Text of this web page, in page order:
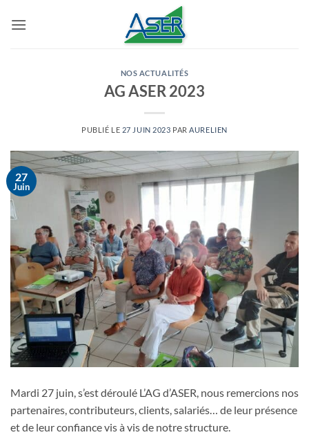
NOS ACTUALITÉS
AG ASER 2023
PUBLIÉ LE 27 JUIN 2023 PAR AURELIEN
27
Juin
Mardi 27 juin, s’est déroulé L’AG d’ASER, nous remercions nos
partenaires, contributeurs, clients, salariés… de leur présence
et de leur confiance vis à vis de notre structure.